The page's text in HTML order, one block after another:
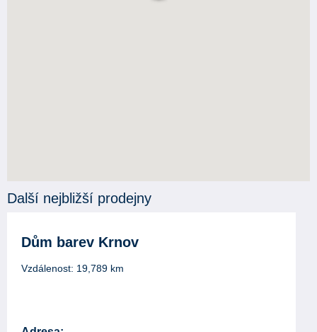
Další nejbližší prodejny
Dům barev Krnov
Vzdálenost: 19,789 km